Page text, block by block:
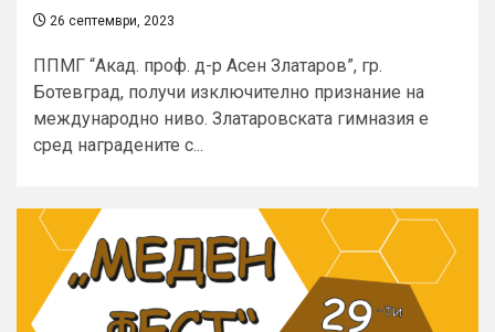
26 септември, 2023
ППМГ “Акад. проф. д-р Асен Златаров”, гр.
Ботевград, получи изключително признание на
международно ниво. Златаровската гимназия е
сред наградените с...